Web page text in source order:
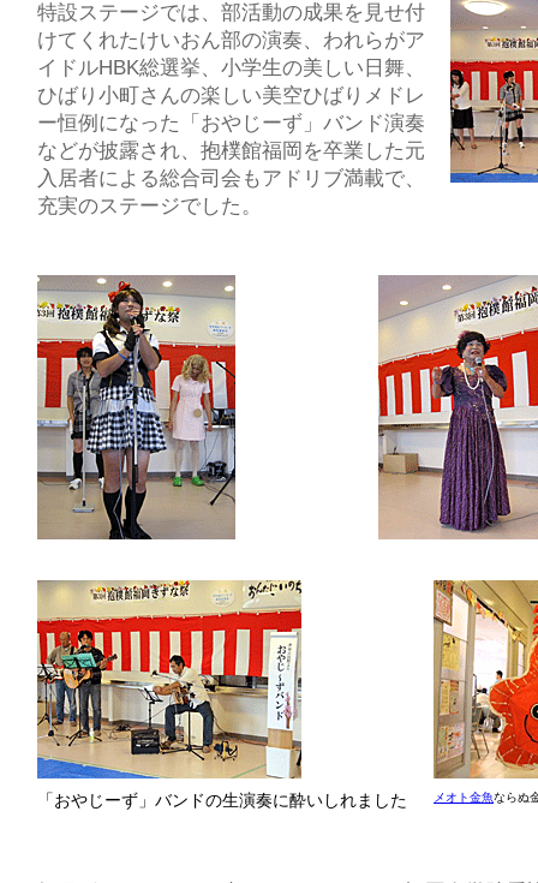
特設ステージでは、部活動の成果を見せ付
けてくれたけいおん部の演奏、われらがア
イドルHBK総選挙、小学生の美しい日舞、
ひばり小町さんの楽しい美空ひばりメドレ
ー恒例になった「おやじーず」バンド演奏
などが披露され、抱樸館福岡を卒業した元
入居者による総合司会もアドリブ満載で、
充実のステージでした。
「おやじーず」バンドの生演奏に酔いしれました メオト金魚ならぬ